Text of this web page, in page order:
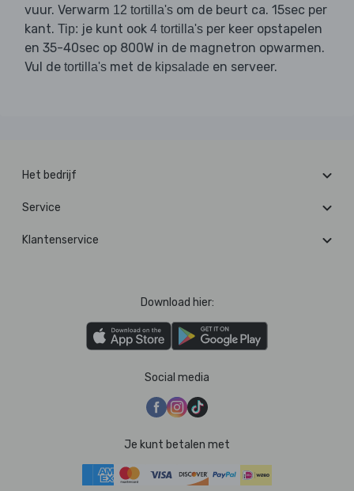
vuur. Verwarm 12 tortilla's om de beurt ca. 15sec per
kant. Tip: je kunt ook 4 tortilla's per keer opstapelen
en 35-40sec op 800W in de magnetron opwarmen.
Vul de tortilla's met de kipsalade en serveer.
Het bedrijf
Service
Klantenservice
Download hier:
Social media
Je kunt betalen met